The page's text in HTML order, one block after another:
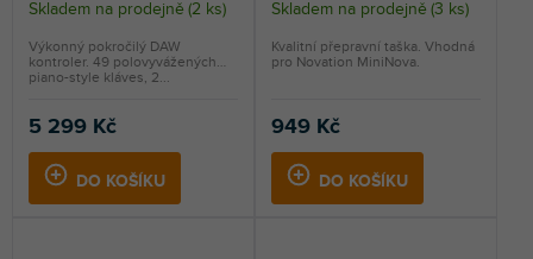
Skladem na prodejně (2 ks)
5 299 Kč
DO KOŠÍKU
Výkonný pokročilý DAW
kontroler. 49 polovyvážených
piano-style kláves, 2...
Průměrné
hodnocení
produktu
5,0
hvězdiček.
Skladem na prodejně (3 ks)
949 Kč
DO KOŠÍKU
Kvalitní přepravní taška. Vhodná
pro Novation MiniNova.